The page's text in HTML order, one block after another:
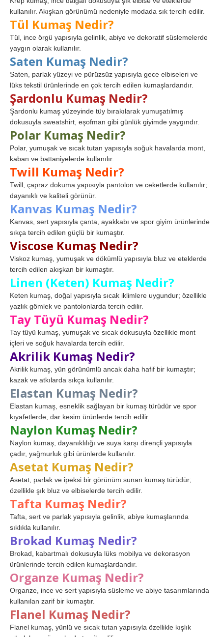
kullanılır. Akışkan görünümü nedeniyle modada sık tercih edilir.
Tül Kumaş Nedir?
Tül, ince örgü yapısıyla gelinlik, abiye ve dekoratif süslemelerde
yaygın olarak kullanılır.
Saten Kumaş Nedir?
Saten, parlak yüzeyi ve pürüzsüz yapısıyla gece elbiseleri ve
lüks tekstil ürünlerinde en çok tercih edilen kumaşlardandır.
Şardonlu Kumaş Nedir?
Şardonlu kumaş yüzeyinde tüy bırakılarak yumuşatılmış
dokusuyla sweatshirt, eşofman gibi günlük giyimde yaygındır.
Polar Kumaş Nedir?
Polar, yumuşak ve sıcak tutan yapısıyla soğuk havalarda mont,
kaban ve battaniyelerde kullanılır.
Twill Kumaş Nedir?
Twill, çapraz dokuma yapısıyla pantolon ve ceketlerde kullanılır;
dayanıklı ve kaliteli görünür.
Kanvas Kumaş Nedir?
Kanvas, sert yapısıyla çanta, ayakkabı ve spor giyim ürünlerinde
sıkça tercih edilen güçlü bir kumaştır.
Viscose Kumaş Nedir?
Viskoz kumaş, yumuşak ve dökümlü yapısıyla bluz ve eteklerde
tercih edilen akışkan bir kumaştır.
Linen (Keten) Kumaş Nedir?
Keten kumaş, doğal yapısıyla sıcak iklimlere uygundur; özellikle
yazlık gömlek ve pantolonlarda tercih edilir.
Tay Tüyü Kumaş Nedir?
Tay tüyü kumaş, yumuşak ve sıcak dokusuyla özellikle mont
içleri ve soğuk havalarda tercih edilir.
Akrilik Kumaş Nedir?
Akrilik kumaş, yün görünümlü ancak daha hafif bir kumaştır;
kazak ve atkılarda sıkça kullanılır.
Elastan Kumaş Nedir?
Elastan kumaş, esneklik sağlayan bir kumaş türüdür ve spor
kıyafetlerde, dar kesim ürünlerde tercih edilir.
Naylon Kumaş Nedir?
Naylon kumaş, dayanıklılığı ve suya karşı dirençli yapısıyla
çadır, yağmurluk gibi ürünlerde kullanılır.
Asetat Kumaş Nedir?
Asetat, parlak ve ipeksi bir görünüm sunan kumaş türüdür;
özellikle şık bluz ve elbiselerde tercih edilir.
Tafta Kumaş Nedir?
Tafta, sert ve parlak yapısıyla gelinlik, abiye kumaşlarında
sıklıkla kullanılır.
Brokad Kumaş Nedir?
Brokad, kabartmalı dokusuyla lüks mobilya ve dekorasyon
ürünlerinde tercih edilen kumaşlardandır.
Organze Kumaş Nedir?
Organze, ince ve sert yapısıyla süsleme ve abiye tasarımlarında
kullanılan zarif bir kumaştır.
Flanel Kumaş Nedir?
Flanel kumaş, yünlü ve sıcak tutan yapısıyla özellikle kışlık